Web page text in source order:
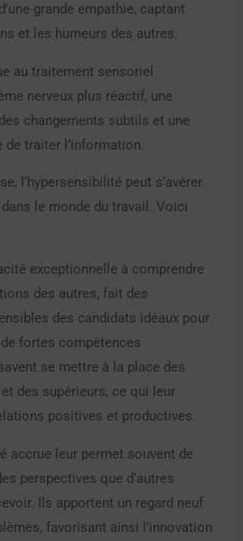
grande empathie, captant
et les humeurs des autres.
au traitement sensoriel
nerveux plus réactif, une
changements subtils et une
de traiter l’information.
l’hypersensibilité peut s’avérer
le monde du travail. Voici
exceptionnelle à comprendre
des autres, fait des
des candidats idéaux pour
fortes compétences
se mettre à la place des
des supérieurs, ce qui leur
positives et productives.
accrue leur permet souvent de
perspectives que d’autres
Ils apportent un regard neuf
favorisant ainsi l’innovation